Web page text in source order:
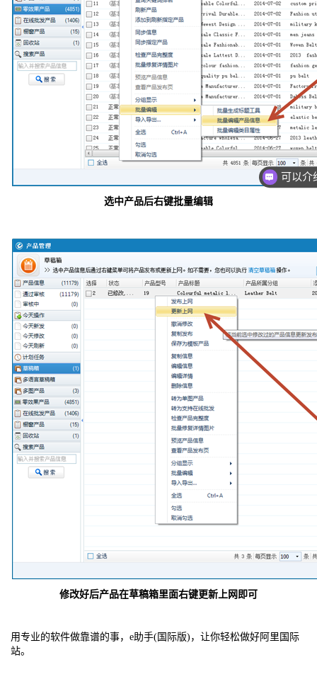
选中产品后右键批量编辑
修改好后产品在草稿箱里面右键更新上网即可
用专业的软件做靠谱的事，e助手(国际版)，让你轻松做好阿里国际
站。